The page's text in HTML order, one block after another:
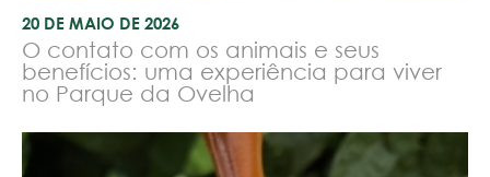
20 DE MAIO DE 2026
O contato com os animais e seus
benefícios: uma experiência para viver
no Parque da Ovelha